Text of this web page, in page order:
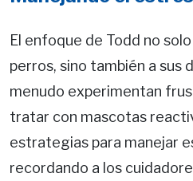
El enfoque de Todd no
perros, sino también a sus
menudo experimentan
tratar con mascotas
estrategias para manejar
recordando a los